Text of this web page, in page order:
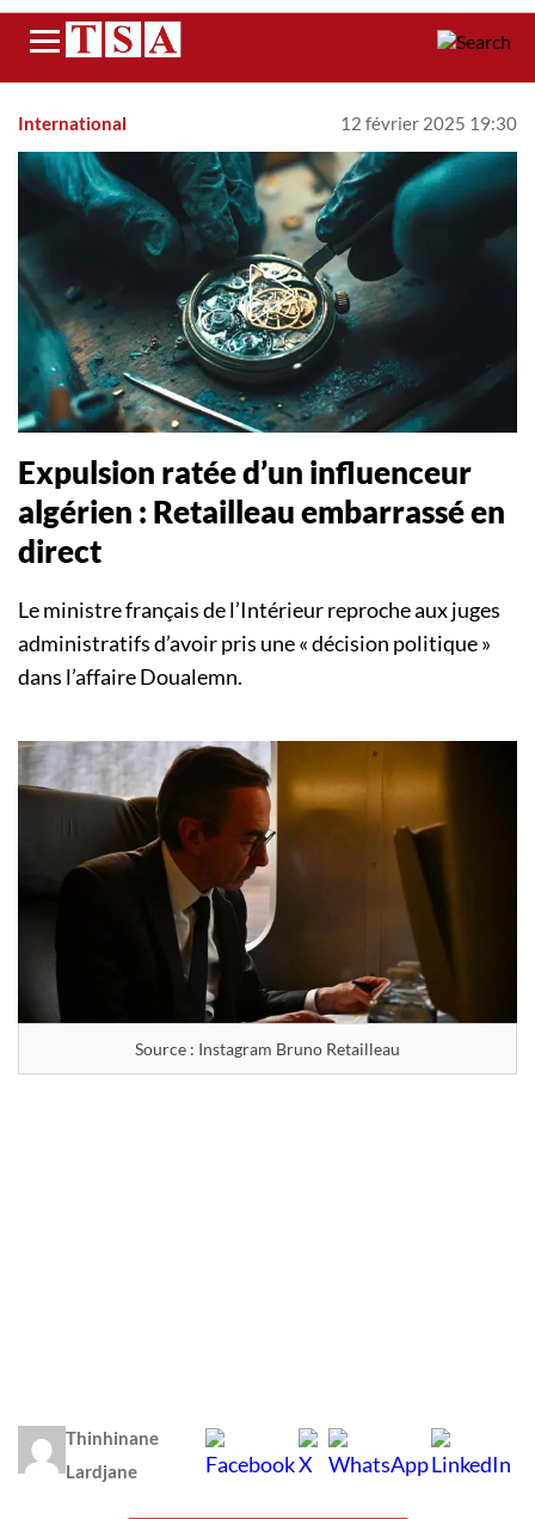
Menu
International 12 février 2025 19:30
Expulsion ratée d’un influenceur
algérien : Retailleau embarrassé en
direct
Le ministre français de l’Intérieur reproche aux juges
administratifs d’avoir pris une « décision politique »
dans l’affaire Doualemn.
Source : Instagram Bruno Retailleau
Thinhinane
Lardjane